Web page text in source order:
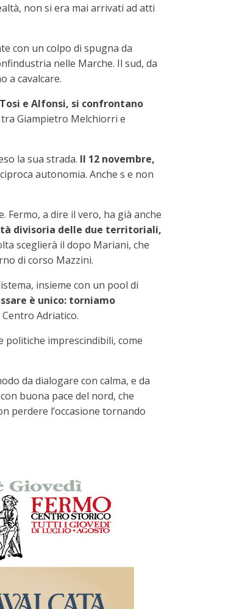
non si era mai arrivati ad atti
con un colpo di spugna da
nelle Marche. Il sud, da
a cavalcare.
e Alfonsi, si confrontano
Giampietro Melchiorri e
la sua strada. Il 12 novembre,
autonomia. Anche s e non
Fermo, a dire il vero, ha già anche
divisoria delle due territoriali,
sceglierà il dopo Mariani, che
di corso Mazzini.
insieme con un pool di
è unico: torniamo
Adriatico.
imprescindibili, come
da dialogare con calma, e da
buona pace del nord, che
perdere l’occasione tornando